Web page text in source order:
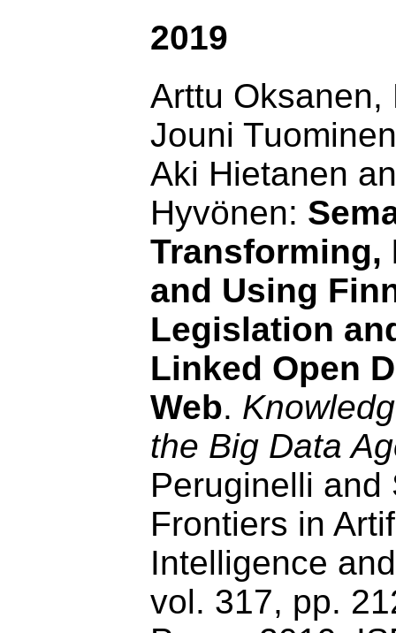
2019
Arttu Oksanen,
Jouni
Aki Hietanen
Hyvönen:
Transforming,
and Using
Legislation
Linked Open
Web.
the Big Data
Peruginelli and
Frontiers in
Intelligence
vol. 317, pp.